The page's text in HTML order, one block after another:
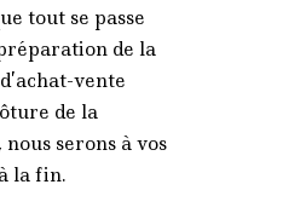
tout se passe
de la
vente
de la
serons à vos
la fin.